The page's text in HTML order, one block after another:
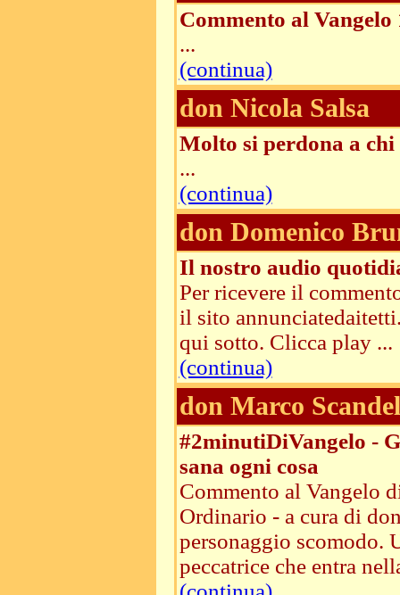
Commento al Vangelo
...
(continua)
don Nicola Salsa
Molto si perdona a
...
(continua)
don Domenico
Il nostro audio
Per ricevere il
il sito
qui sotto. Clicca play ...
(continua)
don Marco
#2minutiDiVangelo -
sana ogni cosa
Commento al Vangelo
Ordinario - a cura di
personaggio scomodo.
peccatrice che entra